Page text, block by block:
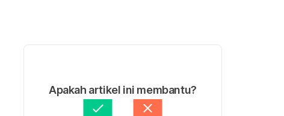
Apakah artikel ini membantu?